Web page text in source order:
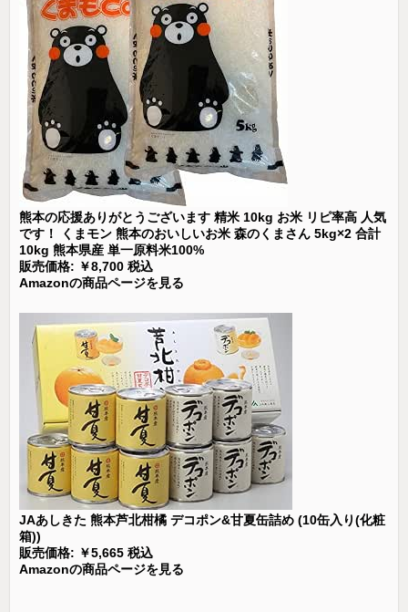
熊本の応援ありがとうございます 精米 10kg お米 リピ率高 人気
です！ くまモン 熊本のおいしいお米 森のくまさん 5kg×2 合計
10kg 熊本県産 単一原料米100%
販売価格: ￥8,700 税込
Amazonの商品ページを見る
JAあしきた 熊本芦北柑橘 デコポン&甘夏缶詰め (10缶入り(化粧
箱))
販売価格: ￥5,665 税込
Amazonの商品ページを見る